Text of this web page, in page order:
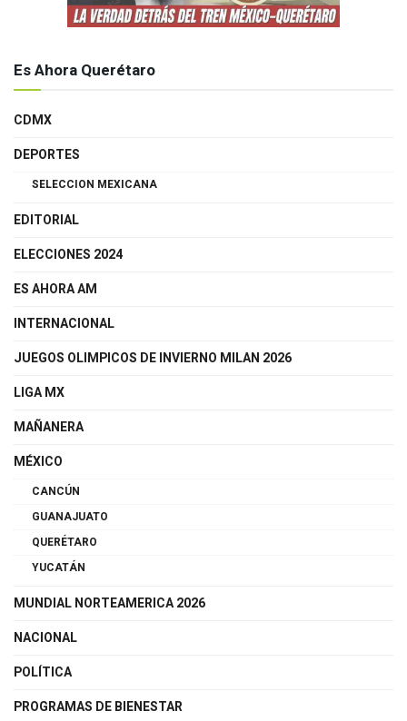
Es Ahora Querétaro
CDMX
DEPORTES
SELECCION MEXICANA
EDITORIAL
ELECCIONES 2024
ES AHORA AM
INTERNACIONAL
JUEGOS OLIMPICOS DE INVIERNO MILAN 2026
LIGA MX
MAÑANERA
MÉXICO
CANCÚN
GUANAJUATO
QUERÉTARO
YUCATÁN
MUNDIAL NORTEAMERICA 2026
NACIONAL
POLÍTICA
PROGRAMAS DE BIENESTAR